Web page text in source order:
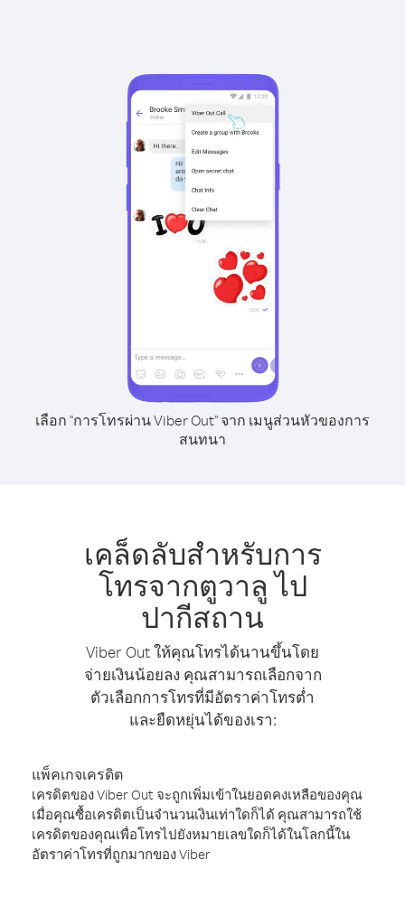
เลือก "การโทรผ่าน Viber Out" จาก เมนูส่วนหัวของการ
สนทนา
เคล็ดลับสำหรับการ
โทรจากตูวาลู ไป
ปากีสถาน
Viber Out ให้คุณโทรได้นานขึ้นโดย
จ่ายเงินน้อยลง คุณสามารถเลือกจาก
ตัวเลือกการโทรที่มีอัตราค่าโทรต่ำ
และยืดหยุ่นได้ของเรา:
แพ็คเกจเครดิต
เครดิตของ Viber Out จะถูกเพิ่มเข้าในยอดคงเหลือของคุณ
เมื่อคุณซื้อเครดิตเป็นจำนวนเงินเท่าใดก็ได้ คุณสามารถใช้
เครดิตของคุณเพื่อโทรไปยังหมายเลขใดก็ได้ในโลกนี้ใน
อัตราค่าโทรที่ถูกมากของ Viber